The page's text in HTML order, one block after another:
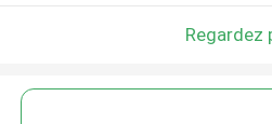
Regardez